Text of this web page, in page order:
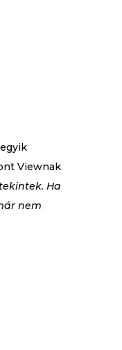
Viewnak
Ha
nem